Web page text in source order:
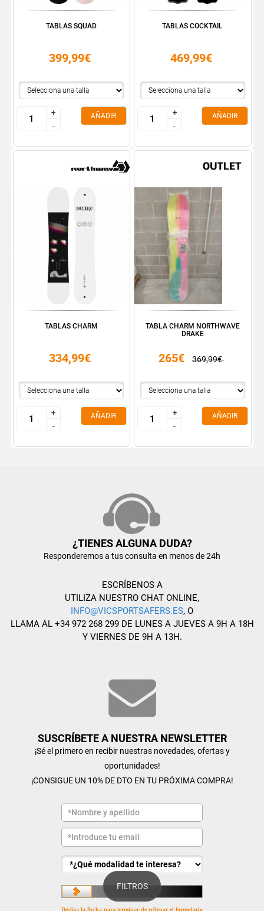
FILTROS
TABLAS SQUAD
399,99€
+
-
+
-
AÑADIR
TABLAS COCKTAIL
469,99€
+
-
+
-
AÑADIR
TABLAS CHARM
334,99€
+
-
+
-
AÑADIR
TABLA CHARM NORTHWAVE
DRAKE
265€ 369,99€
+
-
+
-
AÑADIR
¿TIENES ALGUNA DUDA?
Responderemos a tus consulta en menos de 24h
ESCRÍBENOS A
UTILIZA NUESTRO CHAT ONLINE,
INFO@VICSPORTSAFERS.ES, O
LLAMA AL +34 972 268 299 DE LUNES A JUEVES A 9H A 18H
Y VIERNES DE 9H A 13H.
SUSCRÍBETE A NUESTRA NEWSLETTER
¡Sé el primero en recibir nuestras novedades, ofertas y
oportunidades!
¡CONSIGUE UN 10% DE DTO EN TU PRÓXIMA COMPRA!
Desliza la flecha para terminar de rellenar el formulario